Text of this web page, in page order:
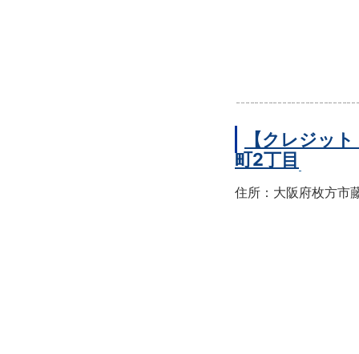
【クレジッ
町2丁目
住所：大阪府枚方市